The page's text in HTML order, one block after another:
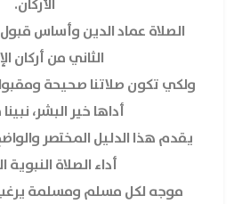
الصلاة عماد الدين وأساس
الثاني من أركان
ولكي تكون صلاتنا صحيحة
أداها خير البشر،
يقدم هذا الدليل المختصر
أداء الصلاة
موجه لكل مسلم ومسلمة